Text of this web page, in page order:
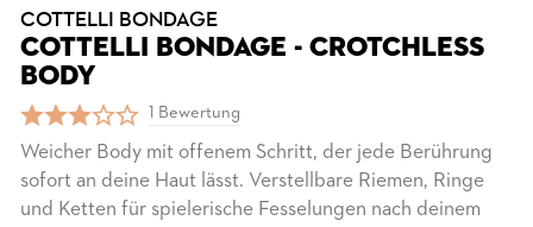
COTTELLI BONDAGE
COTTELLI BONDAGE - CROTCHLESS
BODY
1 Bewertung
Weicher Body mit offenem Schritt, der jede Berührung
sofort an deine Haut lässt. Verstellbare Riemen, Ringe
und Ketten für spielerische Fesselungen nach deinem